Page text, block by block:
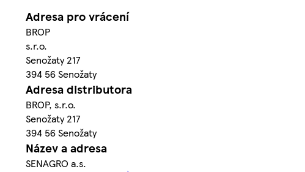
Adresa pro vrácení
BROP
s.r.o.
Senožaty 217
394 56 Senožaty
Adresa distributora
BROP, s.r.o.
Senožaty 217
394 56 Senožaty
Název a adresa
SENAGRO a.s.